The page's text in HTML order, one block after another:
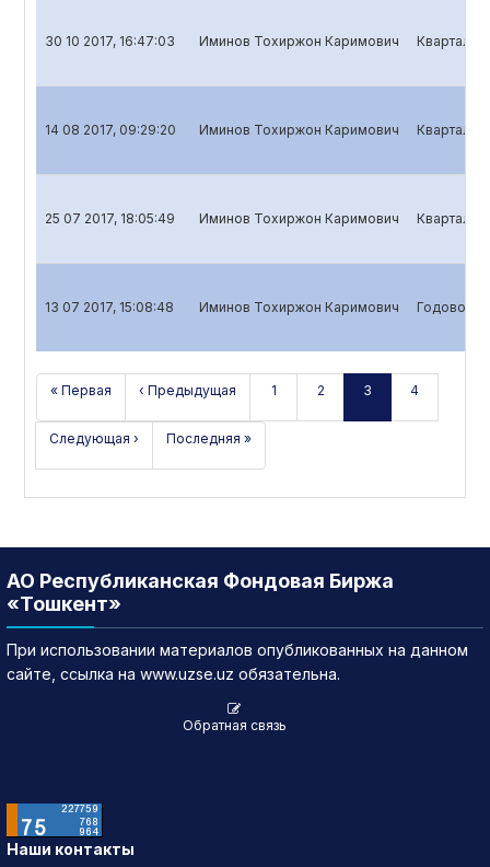
30 10 2017, 16:47:03 Иминов Тохиржон Каримович
14 08 2017, 09:29:20 Иминов Тохиржон Каримович
25 07 2017, 18:05:49 Иминов Тохиржон Каримович
13 07 2017, 15:08:48 Иминов Тохиржон Каримович Годовой
« Первая ‹ Предыдущая 1 2 3 4
Следующая › Последняя »
АО Республиканская Фондовая Биржа
«Тошкент»
При использовании материалов опубликованных на данном
сайте, ссылка на www.uzse.uz обязательна.
Обратная связь
Наши контакты